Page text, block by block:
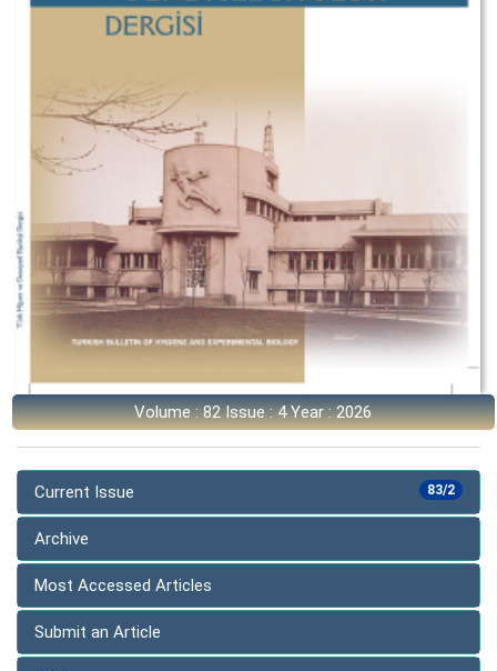
Volume : 82 Issue : 4 Year : 2026
83/2
Current Issue
Archive
Most Accessed Articles
Submit an Article